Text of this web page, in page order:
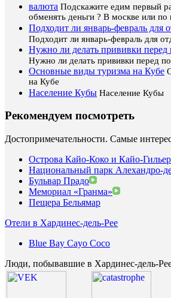
валюта Подскажите едим первый
обменять деньги ? В москве или по
Подходит ли январь-февраль для
Подходит ли январь-февраль для
Нужно ли делать прививки
Нужно ли делать прививки перед
Основные виды туризма на Кубе
на Кубе
Население Кубы Население Кубы
Рекомендуем посмотреть
Достопримечательности. Самые
Острова Кайо-Коко и Кайо-
Национальный парк Алехандро-
Бульвар Прадо
Мемориал «Гранма»
Пещера Бельямар
Отели в Хардинес-дель-Рее
Blue Bay Cayo Coco
Люди, побывавшие в Хардинес-дель-